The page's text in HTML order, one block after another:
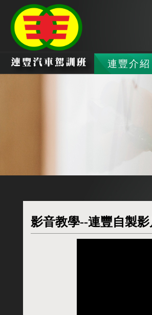
連豐介紹
影音教學--連豐自製